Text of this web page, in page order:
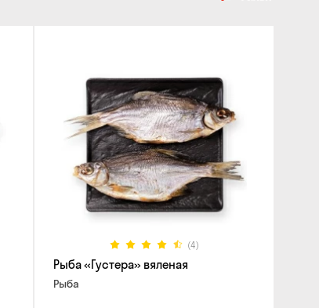
(4)
Рыба «Густера» вяленая
Рыба